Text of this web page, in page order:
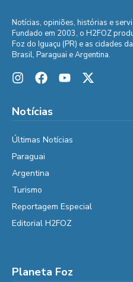
Notícias, opiniões, histórias e
Fundado em 2003, o H2FOZ
Foz do Iguaçu (PR) e as cidades
Brasil, Paraguai e Argentina.
Notícias
Últimas Notícias
Paraguai
Argentina
Turismo
Reportagem Especial
Editorial H2FOZ
Planeta Foz